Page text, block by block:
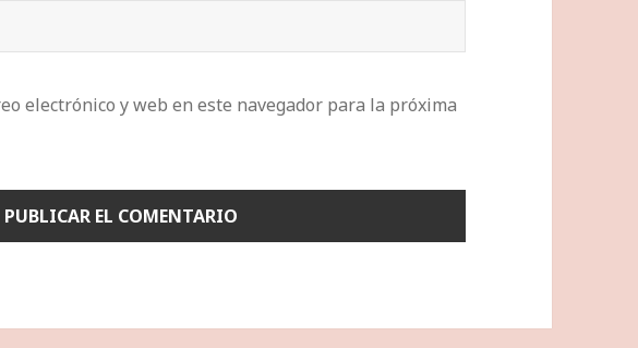
electrónico y web en este navegador para la próxima